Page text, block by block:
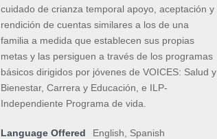
cuidado de crianza temporal apoyo, aceptación y
rendición de cuentas similares a los de una
familia a medida que establecen sus propias
metas y las persiguen a través de los programas
básicos dirigidos por jóvenes de VOICES: Salud y
Bienestar, Carrera y Educación, e ILP-
Independiente Programa de vida.
Language Offered English, Spanish